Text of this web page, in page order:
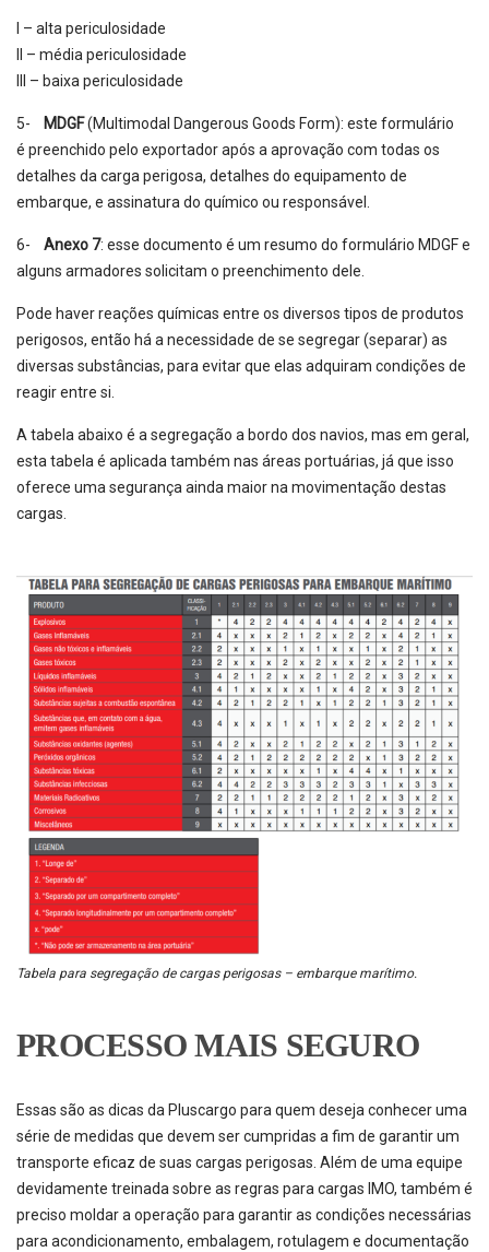
I – alta periculosidade
II – média periculosidade
III – baixa periculosidade
5- MDGF(Multimodal Dangerous Goods Form): este formulário
é preenchido pelo exportador após a aprovação com todas os
detalhes da carga perigosa, detalhes do equipamento de
embarque, e assinatura do químico ou responsável.
6- Anexo 7: esse documento é um resumo do formulário MDGF e
alguns armadores solicitam o preenchimento dele.
Pode haver reações químicas entre os diversos tipos de produtos
perigosos, então há a necessidade de se segregar (separar) as
diversas substâncias, para evitar que elas adquiram condições de
reagir entre si.
A tabela abaixo é a segregação a bordo dos navios, mas em geral,
esta tabela é aplicada também nas áreas portuárias, já que isso
oferece uma segurança ainda maior na movimentação destas
cargas.
Tabela para segregação de cargas perigosas – embarque marítimo.
PROCESSO MAIS SEGURO
Essas são as dicas da Pluscargo para quem deseja conhecer uma
série de medidas que devem ser cumpridas a fim de garantir um
transporte eficaz de suas cargas perigosas. Além de uma equipe
devidamente treinada sobre as regras para cargas IMO, também é
preciso moldar a operação para garantir as condições necessárias
para acondicionamento, embalagem, rotulagem e documentação